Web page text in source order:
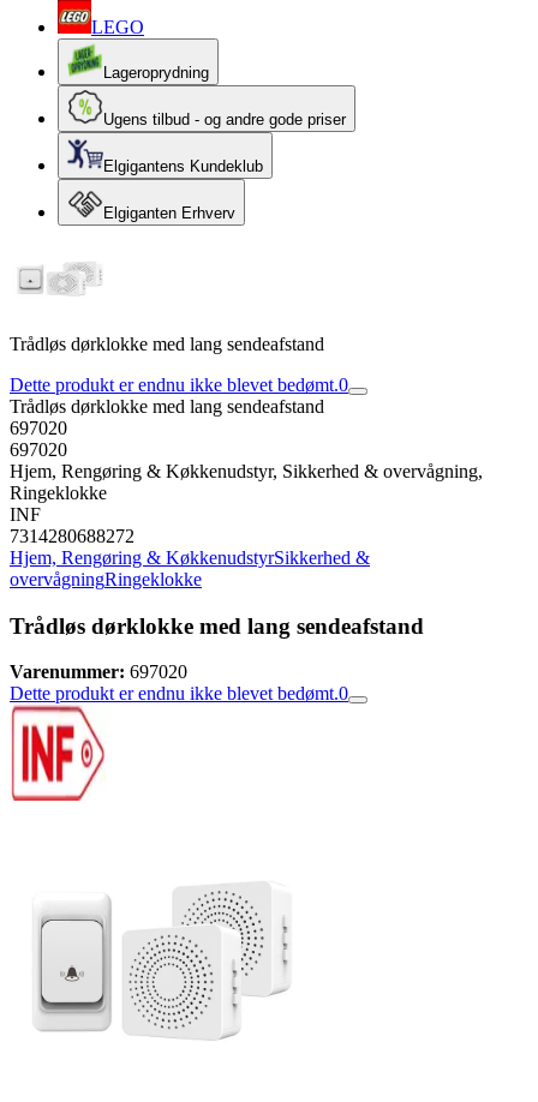
LEGO
Lageroprydning
Ugens tilbud - og andre gode priser
Elgigantens Kundeklub
Elgiganten Erhverv
Trådløs dørklokke med lang sendeafstand
Dette produkt er endnu ikke blevet bedømt.0
Trådløs dørklokke med lang sendeafstand
697020
697020
Hjem, Rengøring & Køkkenudstyr, Sikkerhed & overvågning,
Ringeklokke
INF
7314280688272
Hjem, Rengøring & KøkkenudstyrSikkerhed &
overvågningRingeklokke
Trådløs dørklokke med lang sendeafstand
Varenummer: 697020
Dette produkt er endnu ikke blevet bedømt.0